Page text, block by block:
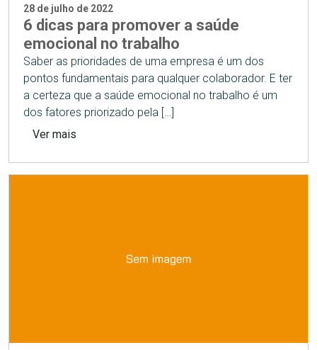
28 de julho de 2022
6 dicas para promover a saúde
emocional no trabalho
Saber as prioridades de uma empresa é um dos
pontos fundamentais para qualquer colaborador. E ter
a certeza que a saúde emocional no trabalho é um
dos fatores priorizado pela […]
Ver mais